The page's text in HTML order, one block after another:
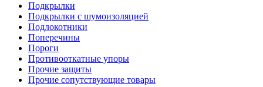
Подкрылки
Подкрылки с шумоизоляцией
Подлокотники
Поперечины
Пороги
Противооткатные упоры
Прочие защиты
Прочие сопутствующие товары